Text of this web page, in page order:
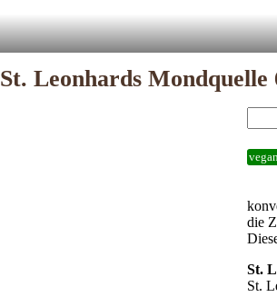
St. Leonhards Mondquelle
die
St.
St.